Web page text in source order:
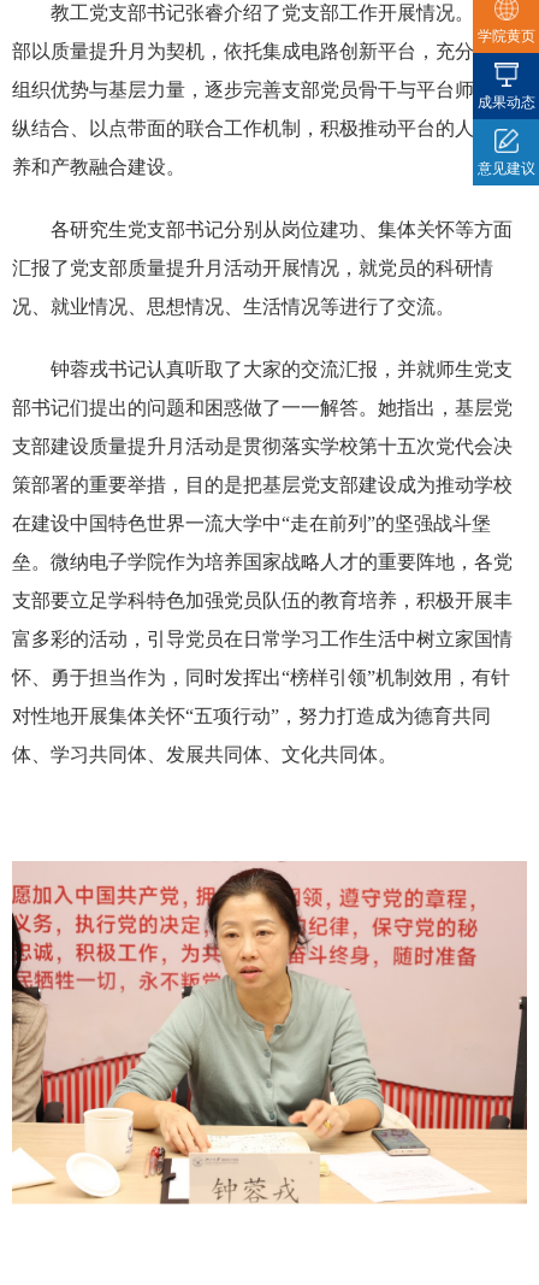
教工党支部书记张睿介绍了党支部工作开展情况。党支
部以质量提升月为契机，依托集成电路创新平台，充分发挥
组织优势与基层力量，逐步完善支部党员骨干与平台师生横
纵结合、以点带面的联合工作机制，积极推动平台的人才培
养和产教融合建设。
各研究生党支部书记分别从岗位建功、集体关怀等方面
汇报了党支部质量提升月活动开展情况，就党员的科研情
况、就业情况、思想情况、生活情况等进行了交流。
钟蓉戎书记认真听取了大家的交流汇报，并就师生党支
部书记们提出的问题和困惑做了一一解答。她指出，基层党
支部建设质量提升月活动是贯彻落实学校第十五次党代会决
策部署的重要举措，目的是把基层党支部建设成为推动学校
在建设中国特色世界一流大学中“走在前列”的坚强战斗堡
垒。微纳电子学院作为培养国家战略人才的重要阵地，各党
支部要立足学科特色加强党员队伍的教育培养，积极开展丰
富多彩的活动，引导党员在日常学习工作生活中树立家国情
怀、勇于担当作为，同时发挥出“榜样引领”机制效用，有针
对性地开展集体关怀“五项行动”，努力打造成为德育共同
体、学习共同体、发展共同体、文化共同体。
学院黄页
成果动态
意见建议